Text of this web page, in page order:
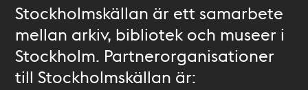
Stockholmskällan är ett samarbete
mellan arkiv, bibliotek och museer i
Stockholm. Partnerorganisationer
till Stockholmskällan är: